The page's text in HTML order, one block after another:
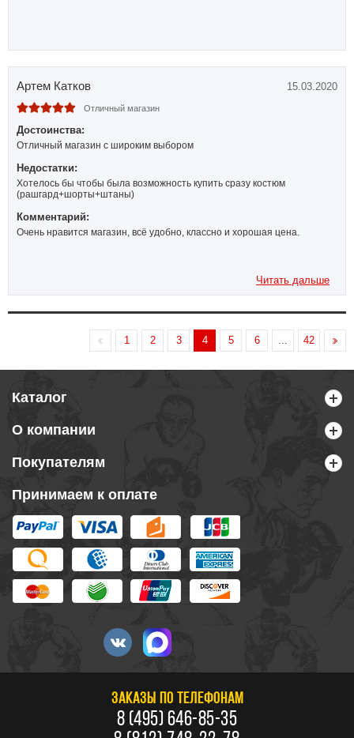
Артем Катков 15.03.2020
Отличный магазин
Достоинства:
Отличный магазин с широким выбором
Недостатки:
Хотелось бы чтобы была возможность купить сразу костюм
(рашгард+шорты+штаны)
Комментарий:
Очень нравится магазин, всё удобно, классно и хорошая цена.
Читать дальше
1 2 3 4 5 6 42
Каталог
О компании
Покупателям
Принимаем к оплате
ЗАКАЗЫ ПО ТЕЛЕФОНАМ
8 (495) 646-85-35